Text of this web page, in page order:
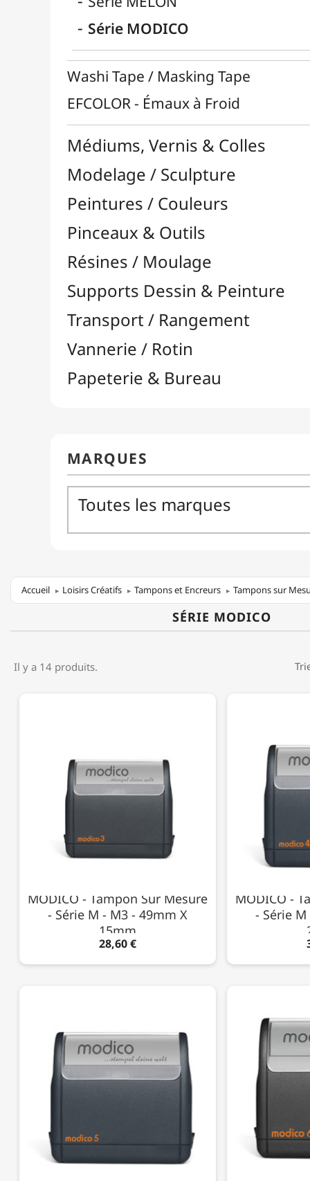
Accueil Loisirs Créatifs Tampons et Encreurs Tampons sur
SÉRIE MODICO
Il y a 14 produits.
MODICO - Tampon Sur Mesure
- Série M - M3 - 49mm X
15mm
28,60 €
MODICO -
- Série